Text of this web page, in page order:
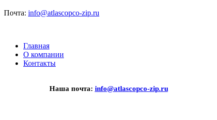
Почта: info@atlascopco-zip.ru
Главная
О компании
Контакты
Наша почта: info@atlascopco-zip.ru